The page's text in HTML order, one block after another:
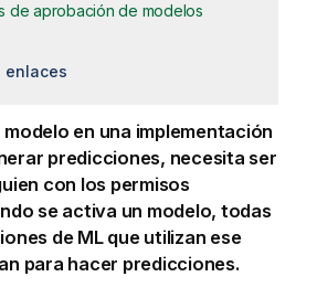
de aprobación de modelos
enlaces
en una implementación
predicciones, necesita ser
con los permisos
se activa un modelo, todas
de ML que utilizan ese
para hacer predicciones.